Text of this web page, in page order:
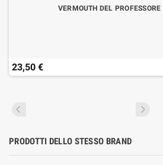
VERMOUTH DEL
23,50 €
PRODOTTI DELLO STESSO BRAND